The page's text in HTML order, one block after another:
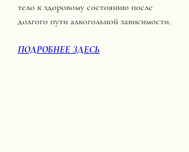
тело к здоровому состоянию после
долгого пути алкогольной зависимости.
ПОДРОБНЕЕ ЗДЕСЬ